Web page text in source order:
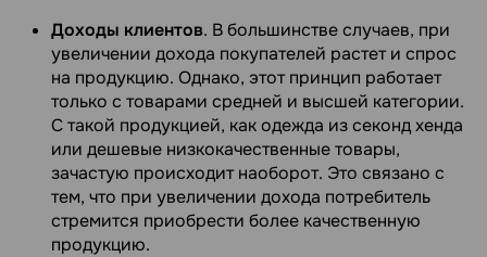
Доходы клиентов. В большинстве случаев, при
увеличении дохода покупателей растет и спрос
на продукцию. Однако, этот принцип работает
только с товарами средней и высшей категории.
С такой продукцией, как одежда из секонд хенда
или дешевые низкокачественные товары,
зачастую происходит наоборот. Это связано с
тем, что при увеличении дохода потребитель
стремится приобрести более качественную
продукцию.